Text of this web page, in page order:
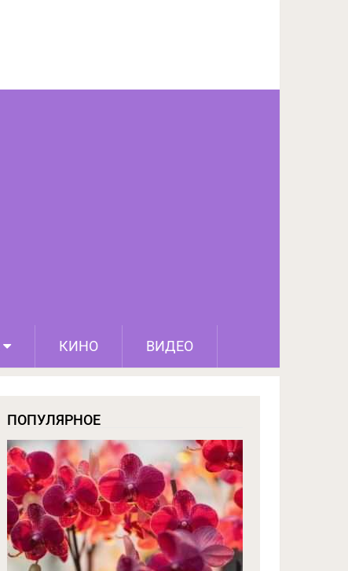
КИНО ВИДЕО
ПОПУЛЯРНОЕ